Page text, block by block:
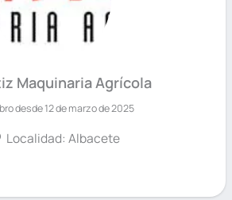
Maquinaria Agrícola
desde 12 de marzo de 2025
Localidad: Albacete